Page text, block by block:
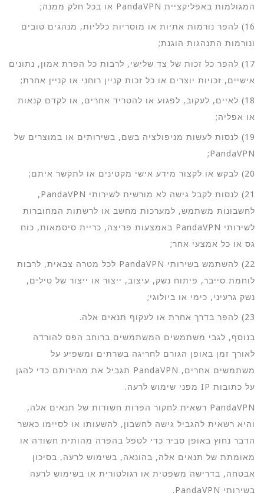
המגולמות באפליקציית PandaVPN או בכל חלק ממנה;
16) להפר נורמות אתיות או מוסריות כלליות, מנהגים טובים
ונורמות התנהגות הוגנת;
17) להפר כל זכות של צד שלישי, לרבות כל הפרת אמון, נתונים
אישיים, זכויות יוצרים או כל זכות קניין רוחני או קניין אחרת;
18) לאיים, לעקוב, לפגוע או להטריד אחרים, או לקדם קנאות
או אפליה;
19) לנסות לעשות מניפולציה בשם, בשירותים או במוצרים של
PandaVPN;
20) לבקש או לקצור מידע אישי מקטינים או לתקשר איתם;
21) לנסות לקבל גישה לא מורשית לשירותי PandaVPN,
לחשבונות משתמש, למערכות מחשב או לרשתות המחוברות
לשירותי PandaVPN באמצעות פריצה, כריית סיסמאות, כוח
גס או כל אמצעי אחר;
22) להשתמש בשירותי PandaVPN לכל מטרה צבאית, לרבות
לוחמת סייבר, פיתוח נשק, עיצוב, ייצור או ייצור של טילים,
נשק גרעיני, כימי או ביולוגי;
23) להפר בדרך אחרת או לעקוף תנאים אלה.
בנוסף, לגבי משתמשים המשתמשים ברוחב הפס להורדה
לאורך זמן באופן הגורם לחריגה בשרתים ומשפיע על
משתמשים אחרים, PandaVPN תגביל את מהירותם כדי להגן
על כתובות IP מפני שימוש לרעה.
PandaVPN רשאית לחקור הפרות חשודות של תנאים אלה,
והיא רשאית להגביל גישה לחשבון, להשעותו או לסיימו כאשר
הדבר נחוץ באופן סביר כדי לטפל בהפרה מהותית חשודה או
מאומתת של תנאים אלה, בהונאה, בשימוש לרעה, בסיכון
אבטחה, בדרישה משפטית או רגולטורית או בשימוש לרעה
בשירותי PandaVPN.